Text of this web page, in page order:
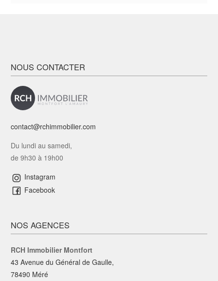
NOUS CONTACTER
contact@rchimmobilier.com
Du lundi au samedi,
de 9h30 à 19h00
Instagram
Facebook
NOS AGENCES
RCH Immobilier Montfort
43 Avenue du Général de Gaulle,
78490 Méré